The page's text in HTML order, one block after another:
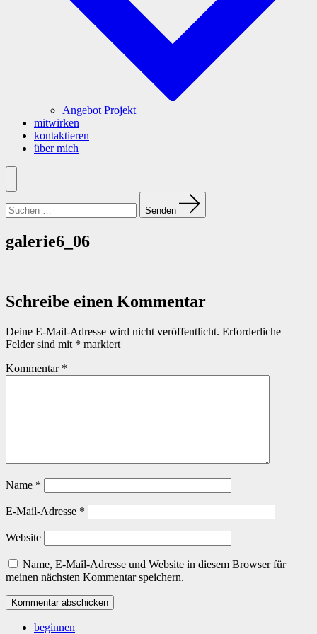
Angebot Projekt
mitwirken
kontaktieren
über mich
Menü
nach:
Senden
galerie6_06
Schreibe einen Kommentar
Deine E-Mail-Adresse wird nicht veröffentlicht. Erforderliche
Felder sind mit * markiert
Kommentar *
Name *
E-Mail-Adresse *
Website
Name, E-Mail-Adresse und Website in diesem Browser für
meinen nächsten Kommentar speichern.
beginnen